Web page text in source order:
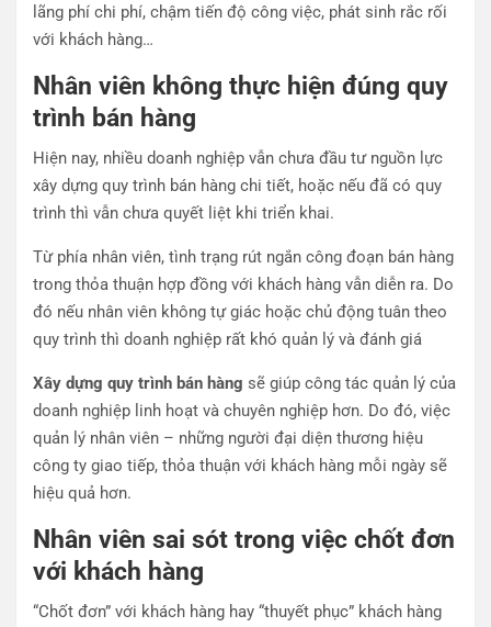
lãng phí chi phí, chậm tiến độ công việc, phát sinh rắc rối
với khách hàng…
Nhân viên không thực hiện đúng quy
trình bán hàng
Hiện nay, nhiều doanh nghiệp vẫn chưa đầu tư nguồn lực
xây dựng quy trình bán hàng chi tiết, hoặc nếu đã có quy
trình thì vẫn chưa quyết liệt khi triển khai.
Từ phía nhân viên, tình trạng rút ngắn công đoạn bán hàng
trong thỏa thuận hợp đồng với khách hàng vẫn diễn ra. Do
đó nếu nhân viên không tự giác hoặc chủ động tuân theo
quy trình thì doanh nghiệp rất khó quản lý và đánh giá
Xây dựng quy trình bán hàng sẽ giúp công tác quản lý của
doanh nghiệp linh hoạt và chuyên nghiệp hơn. Do đó, việc
quản lý nhân viên – những người đại diện thương hiệu
công ty giao tiếp, thỏa thuận với khách hàng mỗi ngày sẽ
hiệu quả hơn.
Nhân viên sai sót trong việc chốt đơn
với khách hàng
“Chốt đơn” với khách hàng hay “thuyết phục” khách hàng